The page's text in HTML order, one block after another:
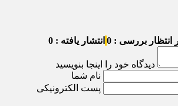
انتظار بررسی : 0 انتشار یافته : 0
دیدگاه خود را اینجا بنویسید
نام شما
پست الکترونیکی